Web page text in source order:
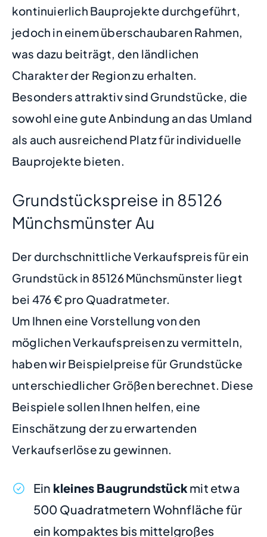
kontinuierlich Bauprojekte durchgeführt,
jedoch in einem überschaubaren Rahmen,
was dazu beiträgt, den ländlichen
Charakter der Region zu erhalten.
Besonders attraktiv sind Grundstücke, die
sowohl eine gute Anbindung an das Umland
als auch ausreichend Platz für individuelle
Bauprojekte bieten.
Grundstückspreise in 85126
Münchsmünster Au
Der durchschnittliche Verkaufspreis für ein
Grundstück in 85126 Münchsmünster liegt
bei 476 € pro Quadratmeter.
Um Ihnen eine Vorstellung von den
möglichen Verkaufspreisen zu vermitteln,
haben wir Beispielpreise für Grundstücke
unterschiedlicher Größen berechnet. Diese
Beispiele sollen Ihnen helfen, eine
Einschätzung der zu erwartenden
Verkaufserlöse zu gewinnen.
Ein kleines Baugrundstückmit etwa
500 Quadratmetern Wohnfläche für
ein kompaktes bis mittelgroßes